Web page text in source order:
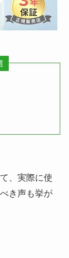
、実際に使
き声も挙が